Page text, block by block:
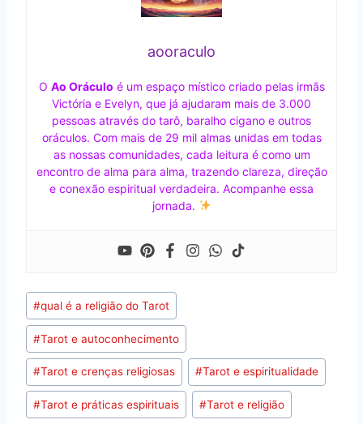
aooraculo
O Ao Oráculo é um espaço místico criado pelas irmãs
Victória e Evelyn, que já ajudaram mais de 3.000
pessoas através do tarô, baralho cigano e outros
oráculos. Com mais de 29 mil almas unidas em todas
as nossas comunidades, cada leitura é como um
encontro de alma para alma, trazendo clareza, direção
e conexão espiritual verdadeira. Acompanhe essa
jornada.
Tags
do
Post:
#qual é a religião do Tarot
#Tarot e autoconhecimento
#Tarot e crenças religiosas #Tarot e espiritualidade
#Tarot e práticas espirituais #Tarot e religião